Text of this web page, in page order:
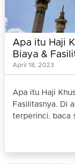
Apa itu Haji
Biaya &
April 18, 2023
Apa itu Haji
Fasilitasnya. Di
terperinci. baca